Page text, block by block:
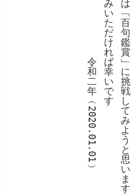
は
﹁
百
句
鑑
賞
﹂
に
挑
戦
し
て
み
よ
う
と
思
い
ま
す
み
い
た
だ
け
れ
ば
幸
い
で
す
令
和
二
年
︵
2020.01.01
︶